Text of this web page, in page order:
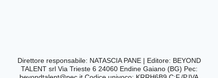
Direttore responsabile: NATASCIA PANE | Editore: BEYOND
TALENT srl Via Trieste 6 24060 Endine Gaiano (BG) Pec: